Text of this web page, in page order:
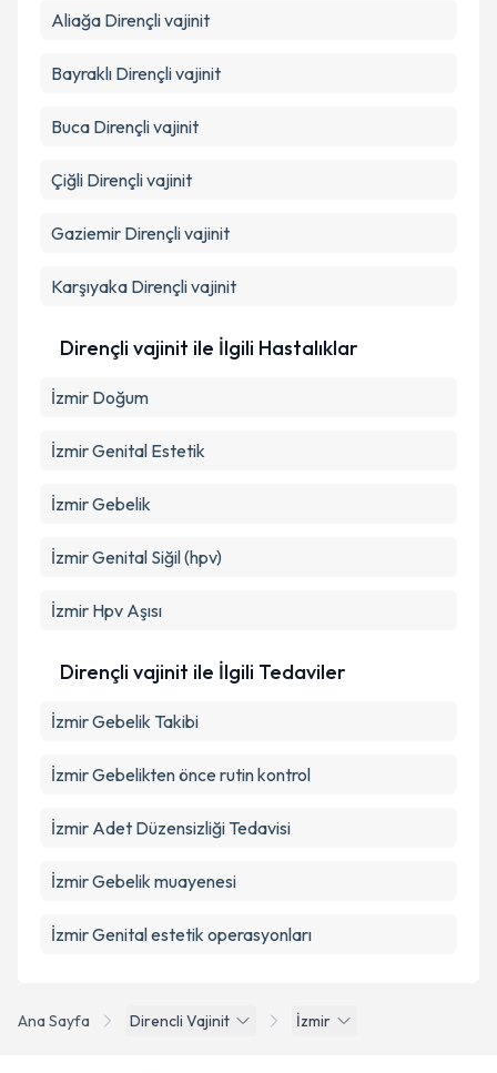
Ana Sayfa Direncli Vajinit İzmir
Aliağa Dirençli vajinit
Bayraklı Dirençli vajinit
Buca Dirençli vajinit
Çiğli Dirençli vajinit
Gaziemir Dirençli vajinit
Karşıyaka Dirençli vajinit
Dirençli vajinit ile İlgili Hastalıklar
İzmir Doğum
İzmir Genital Estetik
İzmir Gebelik
İzmir Genital Siğil (hpv)
İzmir Hpv Aşısı
Dirençli vajinit ile İlgili Tedaviler
İzmir Gebelik Takibi
İzmir Gebelikten önce rutin kontrol
İzmir Adet Düzensizliği Tedavisi
İzmir Gebelik muayenesi
İzmir Genital estetik operasyonları